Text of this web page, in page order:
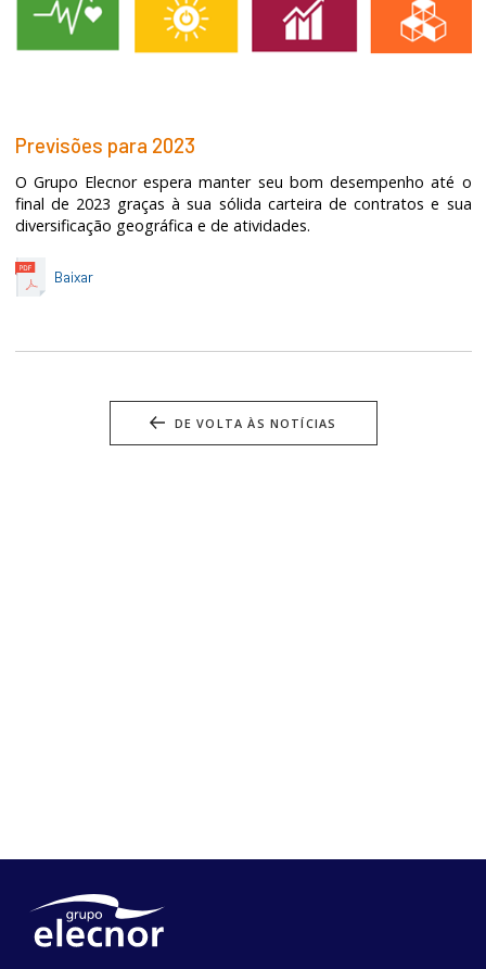
Previsões para 2023
O Grupo Elecnor espera manter seu bom desempenho até o
final de 2023 graças à sua sólida carteira de contratos e sua
diversificação geográfica e de atividades.
Baixar
DE VOLTA ÀS NOTÍCIAS